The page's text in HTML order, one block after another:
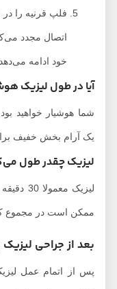
فلپ قرنیه را در
اتصال مجدد می‌کند
خود ادامه می‌دهد.
آیا در طول لیزیک
شما هوشیار خواهید بود،
یک آرام بخش خفیف برای
لیزیک چقدر طول
لیزیک معمولا
ممکن است در مجموع کمتر از 30 ثانیه به یک نور نگاه
بعد از جراحی لیزیک
پس از اتمام عمل لیزیک